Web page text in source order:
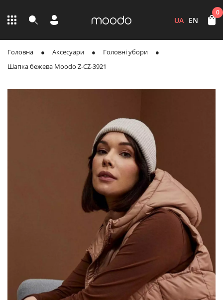
UA EN
0
Головна Аксесуари
Головні убори
Шапка бежева Moodo Z-CZ-3921